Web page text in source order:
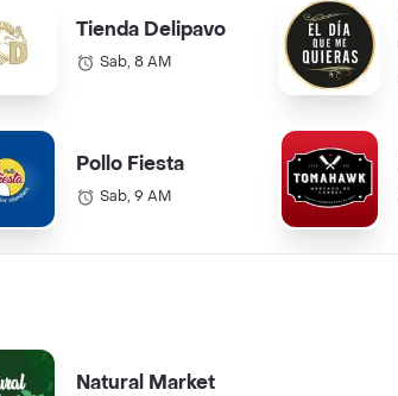
Tienda Delipavo
Sab, 8 AM
Pollo Fiesta
Sab, 9 AM
Natural Market